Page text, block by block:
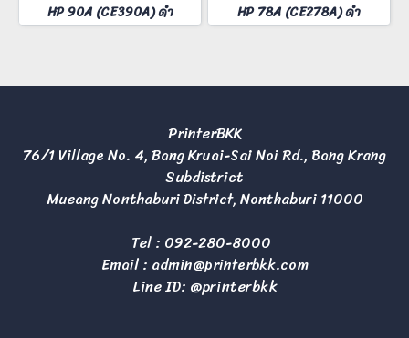
HP 90A (CE390A) ดำ HP 78A (CE278A) ดำ
PrinterBKK
76/1 Village No. 4, Bang Kruai-Sai Noi Rd., Bang Krang
Subdistrict
Mueang Nonthaburi District, Nonthaburi 11000
Tel : 092-280-8000
Email : admin@printerbkk.com
Line ID: @printerbkk